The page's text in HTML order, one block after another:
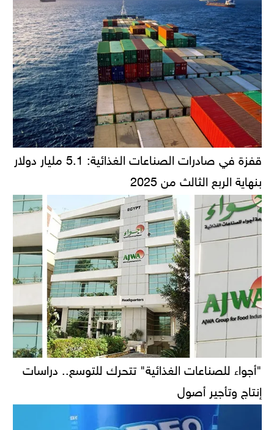
قفزة في صادرات الصناعات الغذائية: 5.1 مليار دولار
بنهاية الربع الثالث من 2025
"أجواء للصناعات الغذائية" تتحرك للتوسع.. دراسات
إنتاج وتأجير أصول